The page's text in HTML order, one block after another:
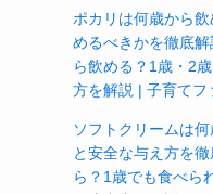
ポカリは何歳から
めるべきかを徹底解
ら飲める？1歳・2
方を解説 | 子育てフ
ソフトクリームは
と安全な与え方を徹
ら？1歳でも食べら